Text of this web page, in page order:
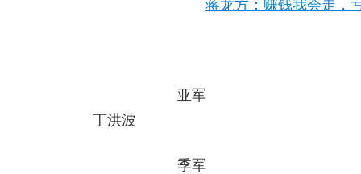
蒋龙方：赚钱我会走，
亚军
丁洪波
季军